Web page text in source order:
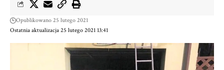
Ostatnia aktualizacja 25 lutego 2021 13:41
Opublikowano 25 lutego 2021